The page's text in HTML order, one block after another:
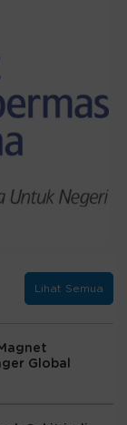
Lihat Semua
Global